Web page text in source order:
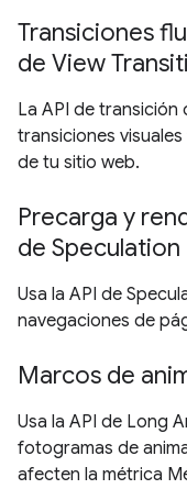
Transiciones
de View
La API de
transiciones
de tu sitio web.
Precarga y
de Speculation
Usa la API de
navegaciones de
Marcos de
Usa la API de Long
fotogramas de
afecten la métrica